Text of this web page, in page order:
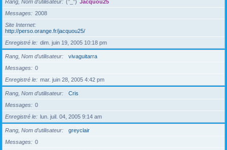
Rang, Nom d’utilisateur (°_°) Jacquou25
Messages
2008
Site Internet
http://perso.orange.fr/jacquou25/
Enregistré le
dim. juin 19, 2005 10:18 pm
Rang, Nom d’utilisateur
vivaguitarra
Messages
0
Enregistré le
mar. juin 28, 2005 4:42 pm
Rang, Nom d’utilisateur
Cris
Messages
0
Enregistré le
lun. juil. 04, 2005 9:14 am
Rang, Nom d’utilisateur
greyclair
Messages
0